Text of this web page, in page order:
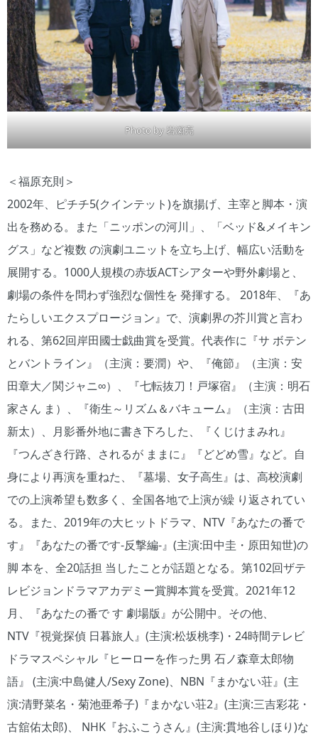
Photo by 岩瀬亮
＜福原充則＞
2002年、ピチチ5(クインテット)を旗揚げ、主宰と脚本・演
出を務める。また「ニッポンの河川」、「ベッド&メイキン
グス」など複数 の演劇ユニットを立ち上げ、幅広い活動を
展開する。1000人規模の赤坂ACTシアターや野外劇場と、
劇場の条件を問わず強烈な個性を 発揮する。 2018年、『あ
たらしいエクスプロージョン』で、演劇界の芥川賞と言わ
れる、第62回岸田國士戯曲賞を受賞。代表作に『サ ボテン
とバントライン』（主演：要潤）や、『俺節』（主演：安
田章大／関ジャニ∞）、『七転抜刀！戸塚宿』（主演：明石
家さん ま）、『衛生～リズム＆バキューム』（主演：古田
新太）、月影番外地に書き下ろした、『くじけまみれ』
『つんざき行路、されるが ままに』『どどめ雪』など。自
身により再演を重ねた、『墓場、女子高生』は、高校演劇
での上演希望も数多く、全国各地で上演が繰 り返されてい
る。また、2019年の大ヒットドラマ、NTV『あなたの番で
す』『あなたの番です-反撃編-』(主演:田中圭・原田知世)の
脚 本を、全20話担 当したことが話題となる。第102回ザテ
レビジョンドラマアカデミー賞脚本賞を受賞。2021年12
月、『あなたの番で す 劇場版』が公開中。その他、
NTV『視覚探偵 日暮旅人』(主演:松坂桃李)・24時間テレビ
ドラマスペシャル『ヒーローを作った男 石ノ森章太郎物
語』 (主演:中島健人/Sexy Zone)、NBN『まかない荘』(主
演:清野菜名・菊池亜希子)『まかない荘2』(主演:三吉彩花・
古舘佑太郎)、 NHK『おふこうさん』(主演:貫地谷しほり)な